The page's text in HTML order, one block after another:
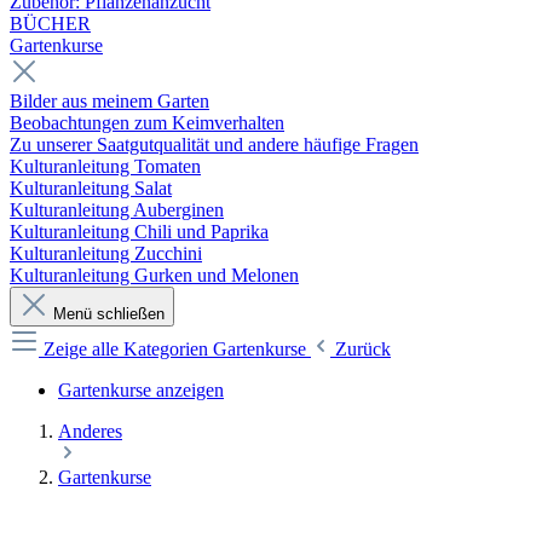
BÜCHER
Gartenkurse
Bilder aus meinem Garten
Beobachtungen zum Keimverhalten
Zu unserer Saatgutqualität und andere häufige Fragen
Kulturanleitung Tomaten
Kulturanleitung Salat
Kulturanleitung Auberginen
Kulturanleitung Chili und Paprika
Kulturanleitung Zucchini
Kulturanleitung Gurken und Melonen
Menü schließen
Zeige alle Kategorien Gartenkurse
Zurück
Gartenkurse anzeigen
Anderes
Gartenkurse